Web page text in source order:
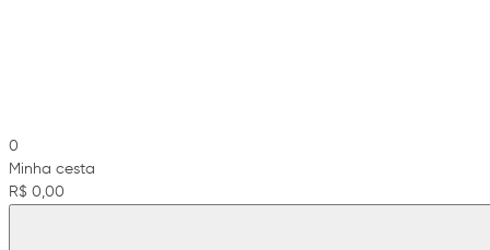
0
Minha cesta
R$ 0,00